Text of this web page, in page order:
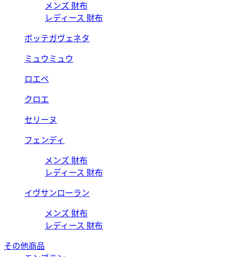
メンズ 財布
レディース 財布
ボッテガヴェネタ
ミュウミュウ
ロエベ
クロエ
セリーヌ
フェンディ
メンズ 財布
レディース 財布
イヴサンローラン
メンズ 財布
レディース 財布
その他商品